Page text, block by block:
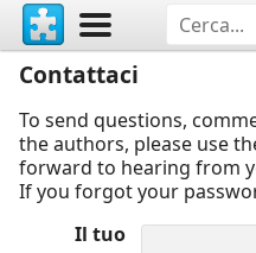
Contattaci
To send questions,
the authors, please use
forward to hearing from
If you forgot your
Il tuo